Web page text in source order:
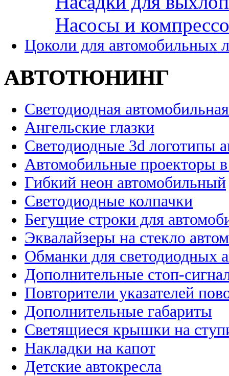
Насосы и
Цоколи для автомобильных
АВТОТЮНИНГ
Светодиодная
Ангельские глазки
Светодиодные 3d логотипы
Автомобильные проекторы
Гибкий неон автомобильный
Светодиодные колпачки
Бегущие строки для
Эквалайзеры на стекло
Обманки для светодиодных
Дополнительные стоп-
Повторители указателей
Дополнительные габариты
Светящиеся крышки на
Накладки на капот
Детские автокресла